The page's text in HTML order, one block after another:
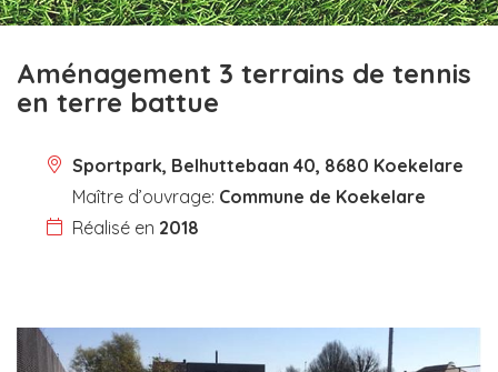
Aménagement 3 terrains de tennis
en terre battue
Sportpark, Belhuttebaan 40, 8680 Koekelare
Maître d’ouvrage: Commune de Koekelare
Réalisé en 2018